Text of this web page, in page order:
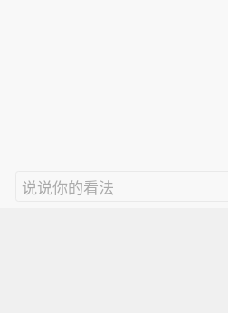
说说你的看法